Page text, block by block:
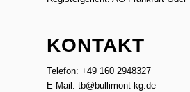
KONTAKT
Telefon: +49 160 2948327
E-Mail: tb@bullimont-kg.de